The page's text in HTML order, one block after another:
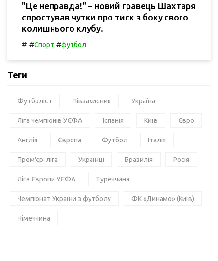
"Це неправда!" – новий гравець Шахтаря
спростував чутки про тиск з боку свого
колишнього клубу.
# #Спорт #футбол
Теги
Футболіст Півзахисник Україна
Ліга чемпіонів УЄФА Іспанія Київ Євро
Англія Європа Футбол Італія
Прем'єр-ліга Українці Бразилія Росія
Ліга Європи УЄФА Туреччина
Чемпіонат України з футболу ФК «Динамо» (Київ)
Німеччина